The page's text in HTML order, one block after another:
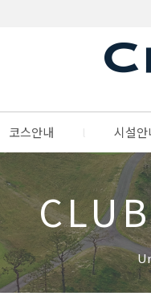
코스안내 시설안